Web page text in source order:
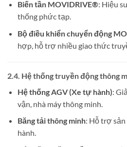
Biến tần MOVIDRIVE®: Hiệu
thống phức tạp.
Bộ điều khiển chuyển động
hợp, hỗ trợ nhiều giao thức
2.4. Hệ thống truyền động thông
Hệ thống AGV (Xe tự hành):
vận, nhà máy thông minh.
Băng tải thông minh: Hỗ trợ
hành.